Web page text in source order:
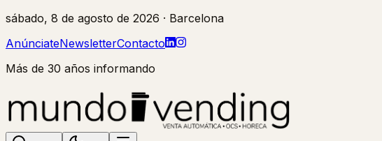
sábado, 8 de agosto de 2026 · Barcelona
AnúnciateNewsletterContacto
Más de 30 años informando